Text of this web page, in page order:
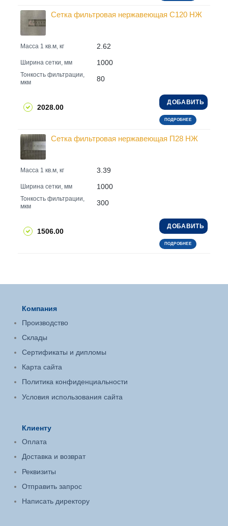
Сетка фильтровая нержавеющая С120 НЖ
Масса 1 кв.м, кг 2.62
Ширина сетки, мм 1000
Тонкость фильтрации,
мкм
80
2028.00
ДОБАВИТЬ
ПОДРОБНЕЕ
Сетка фильтровая нержавеющая П28 НЖ
Масса 1 кв.м, кг 3.39
Ширина сетки, мм 1000
Тонкость фильтрации,
мкм
300
1506.00
ДОБАВИТЬ
ПОДРОБНЕЕ
Компания
Производство
Склады
Сертификаты и дипломы
Карта сайта
Политика конфиденциальности
Условия использования сайта
Клиенту
Оплата
Доставка и возврат
Реквизиты
Отправить запрос
Написать директору